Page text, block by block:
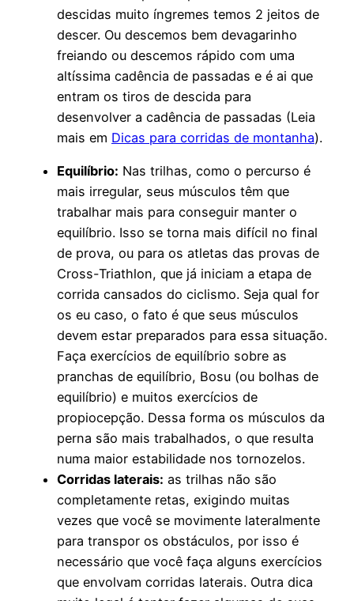
descidas muito íngremes temos 2 jeitos de
descer. Ou descemos bem devagarinho
freiando ou descemos rápido com uma
altíssima cadência de passadas e é ai que
entram os tiros de descida para
desenvolver a cadência de passadas (Leia
mais em Dicas para corridas de montanha).
Equilíbrio: Nas trilhas, como o percurso é
mais irregular, seus músculos têm que
trabalhar mais para conseguir manter o
equilíbrio. Isso se torna mais difícil no final
de prova, ou para os atletas das provas de
Cross-Triathlon, que já iniciam a etapa de
corrida cansados do ciclismo. Seja qual for
os eu caso, o fato é que seus músculos
devem estar preparados para essa situação.
Faça exercícios de equilíbrio sobre as
pranchas de equilíbrio, Bosu (ou bolhas de
equilíbrio) e muitos exercícios de
propiocepção. Dessa forma os músculos da
perna são mais trabalhados, o que resulta
numa maior estabilidade nos tornozelos.
Corridas laterais: as trilhas não são
completamente retas, exigindo muitas
vezes que você se movimente lateralmente
para transpor os obstáculos, por isso é
necessário que você faça alguns exercícios
que envolvam corridas laterais. Outra dica